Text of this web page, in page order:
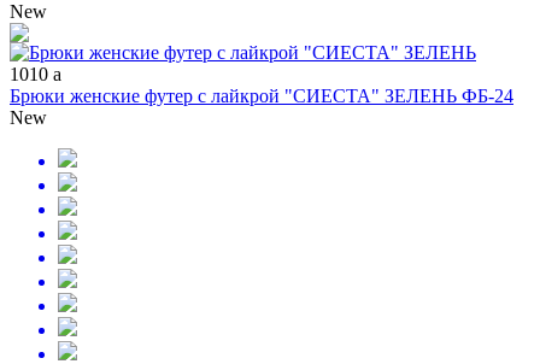
New
1010 a
Брюки женские футер с лайкрой "СИЕСТА" ЗЕЛЕНЬ ФБ-24
New